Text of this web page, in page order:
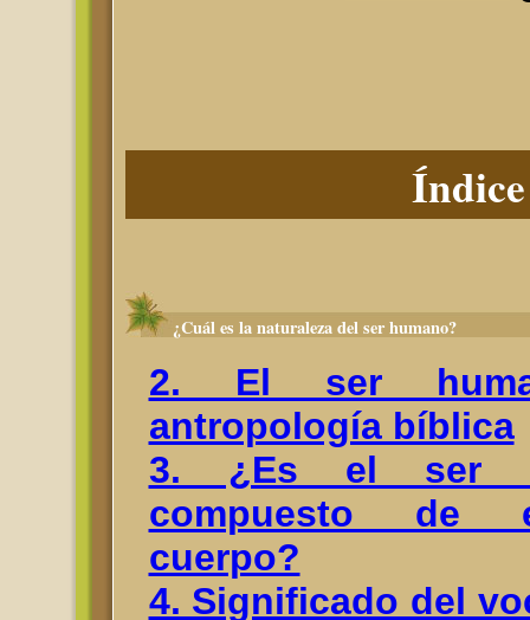
Índice
¿Cuál es la naturaleza del ser humano?
2. El ser
antropología bíblica
3. ¿Es el ser
compuesto de
cuerpo?
4. Significado del